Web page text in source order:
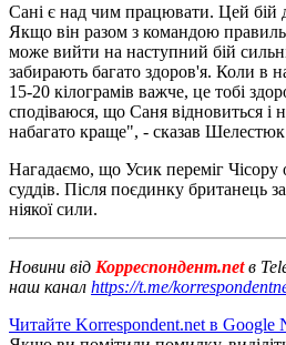
Сані є над чим працювати. Цей бій
Якщо він разом з командою
може вийти на наступний бій
забирають багато здоров'я. Коли в
15-20 кілограмів важче, це тобі
сподіваюся, що Саня відновиться і
набагато краще", - сказав
Нагадаємо, що Усик переміг
суддів. Після поєдинку британець
ніякої сили.
Новини від Корреспондент.netв
наш канал https://t.me/
Читайте Korrespondent.net в Google